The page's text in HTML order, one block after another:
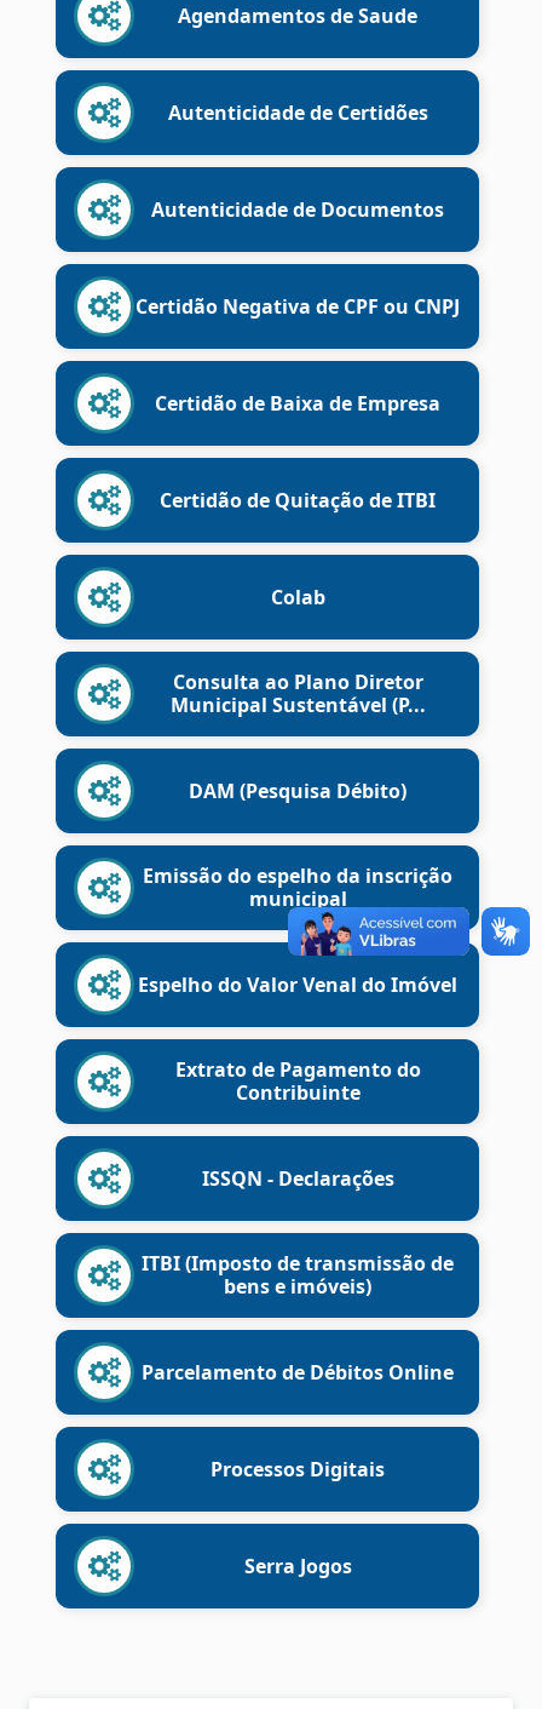
Agendamentos de Saude
Autenticidade de Certidões
Autenticidade de Documentos
Certidão Negativa de CPF ou CNPJ
Certidão de Baixa de Empresa
Certidão de Quitação de ITBI
Colab
Consulta ao Plano Diretor
Municipal Sustentável (P...
DAM (Pesquisa Débito)
Emissão do espelho da inscrição
municipal
Espelho do Valor Venal do Imóvel
Extrato de Pagamento do
Contribuinte
ISSQN - Declarações
ITBI (Imposto de transmissão de
bens e imóveis)
Parcelamento de Débitos Online
Processos Digitais
Serra Jogos